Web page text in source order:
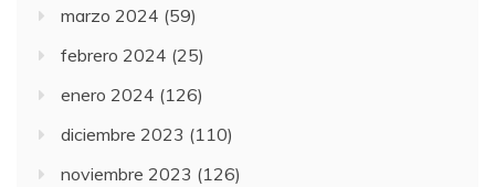
marzo 2024 (59)
febrero 2024 (25)
enero 2024 (126)
diciembre 2023 (110)
noviembre 2023 (126)